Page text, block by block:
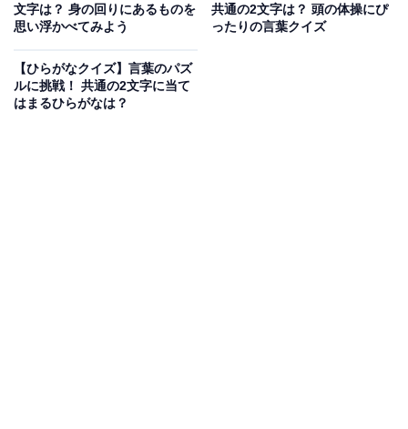
文字は？ 身の回りにあるものを
思い浮かべてみよう
共通の2文字は？ 頭の体操にぴ
ったりの言葉クイズ
【ひらがなクイズ】言葉のパズ
ルに挑戦！ 共通の2文字に当て
はまるひらがなは？